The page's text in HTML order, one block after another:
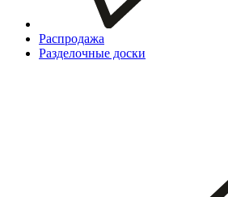
Распродажа
Разделочные доски